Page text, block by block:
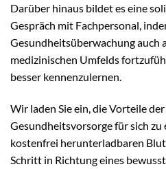
Darüber hinaus bildet es eine
Gespräch mit Fachpersonal,
Gesundheitsüberwachung auch
medizinischen Umfelds
besser kennenzulernen.
Wir laden Sie ein, die Vorteile
Gesundheitsvorsorge für sich
kostenfrei herunterladbaren
Schritt in Richtung eines